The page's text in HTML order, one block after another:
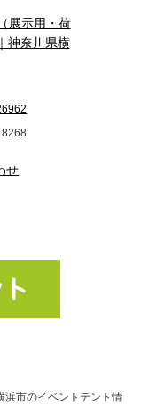
浜市のイベントテント情